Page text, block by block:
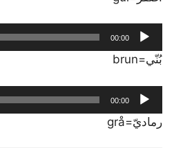
مشغل
الصوت
00:00
‏بُنّي‏=brun
مشغل
الصوت
00:00
‏رماديّ‏=grå